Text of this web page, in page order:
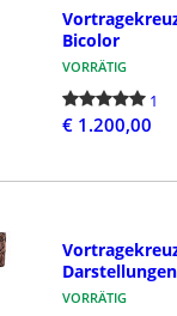
Bicolor
VORRÄTIG
1
€ 1.200,00
VORRÄTIG